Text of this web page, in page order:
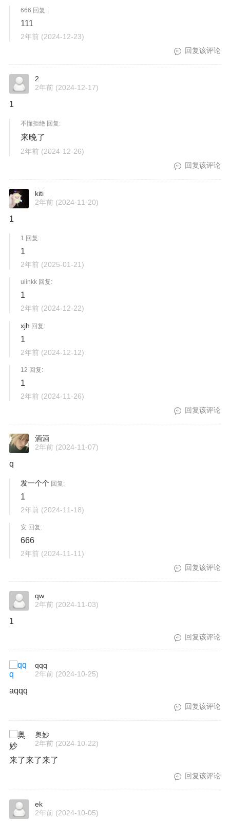
666 回复:
111
2年前 (2024-12-23)
回复该评论
2
2年前 (2024-12-17)
1
不懂拒绝 回复:
来晚了
2年前 (2024-12-26)
回复该评论
kiti
2年前 (2024-11-20)
1
1 回复:
1
2年前 (2025-01-21)
uiinkk 回复:
1
2年前 (2024-12-22)
xjh 回复:
1
2年前 (2024-12-12)
12 回复:
1
2年前 (2024-11-26)
回复该评论
酒酒
2年前 (2024-11-07)
q
发一个个 回复:
1
2年前 (2024-11-18)
安 回复:
666
2年前 (2024-11-11)
回复该评论
qw
2年前 (2024-11-03)
1
回复该评论
qqq
2年前 (2024-10-25)
aqqq
回复该评论
奥妙
2年前 (2024-10-22)
来了来了来了
回复该评论
ek
2年前 (2024-10-05)